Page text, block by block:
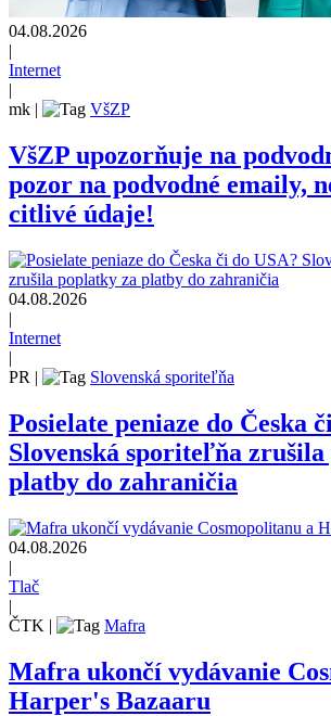
04.08.2026
Internet
mk
VšZP
VšZP upozorňuje na
pozor na podvodné emaily,
citlivé údaje!
04.08.2026
|
Internet
|
PR | Slovenská sporiteľňa
Posielate peniaze do Česka
Slovenská sporiteľňa
platby do zahraničia
04.08.2026
|
Tlač
|
ČTK | Mafra
Mafra ukončí vydávanie
Harper's Bazaaru